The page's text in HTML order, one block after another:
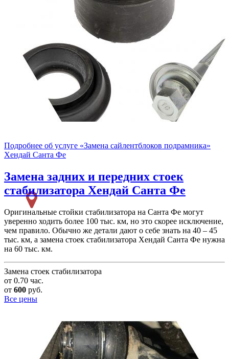
Подробнее об услуге «Замена сайлентблоков подрамника»
Хендай Санта Фе
Замена задних и передних стоек
стабилизатора Хендай Санта Фе
Оригинальные стойки стабилизатора на Санта Фе могут
уверенно ходить более 100 тыс. км, но это скорее исключение,
чем правило. Обычно же детали дают о себе знать на 40 – 45
тыс. км, а замена стоек стабилизатора Хендай Санта Фе нужна
на 60 тыс. км.
Замена стоек стабилизатора
от 0.70 час.
от 600 руб.
Все цены